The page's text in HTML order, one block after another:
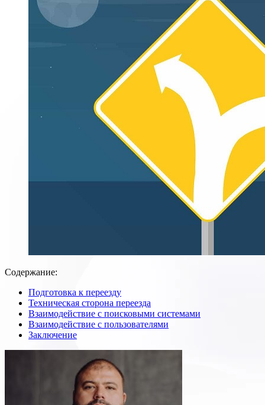
Содержание:
Подготовка к переезду
Техническая сторона переезда
Взаимодействие с поисковыми системами
Взаимодействие с пользователями
Заключение